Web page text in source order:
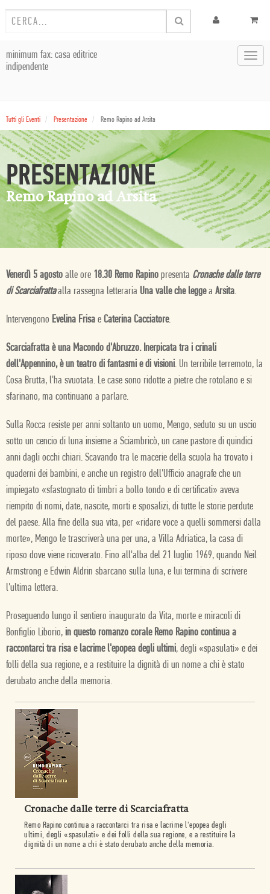
minimum fax: casa editrice
indipendente
Tutti gli Eventi Presentazione Remo Rapino ad Arsita
PRESENTAZIONE
Remo Rapino ad Arsita
Venerdì 5 agosto alle ore 18.30 Remo Rapino presenta Cronache dalle terre
di Scarciafrattaalla rassegna letteraria Una valle che leggea Arsita.
Intervengono Evelina Frisa e Caterina Cacciatore.
Scarciafratta è una Macondo d'Abruzzo. Inerpicata tra i crinali
dell'Appennino, è un teatro di fantasmi e di visioni. Un terribile terremoto, la
Cosa Brutta, l'ha svuotata. Le case sono ridotte a pietre che rotolano e si
sfarinano, ma continuano a parlare.
Sulla Rocca resiste per anni soltanto un uomo, Mengo, seduto su un uscio
sotto un cencio di luna insieme a Sciambricò, un cane pastore di quindici
anni dagli occhi chiari. Scavando tra le macerie della scuola ha trovato i
quaderni dei bambini, e anche un registro dell'Ufficio anagrafe che un
impiegato «sfastognato di timbri a bollo tondo e di certificati» aveva
riempito di nomi, date, nascite, morti e sposalizi, di tutte le storie perdute
del paese. Alla fine della sua vita, per «ridare voce a quelli sommersi dalla
morte», Mengo le trascriverà una per una, a Villa Adriatica, la casa di
riposo dove viene ricoverato. Fino all'alba del 21 luglio 1969, quando Neil
Armstrong e Edwin Aldrin sbarcano sulla luna, e lui termina di scrivere
l'ultima lettera.
Proseguendo lungo il sentiero inaugurato da Vita, morte e miracoli di
Bonfiglio Liborio, in questo romanzo corale Remo Rapino continua a
raccontarci tra risa e lacrime l'epopea degli ultimi, degli «spasulati» e dei
folli della sua regione, e a restituire la dignità di un nome a chi è stato
derubato anche della memoria.
Cronache dalle terre di Scarciafratta
Remo Rapino continua a raccontarci tra risa e lacrime l'epopea degli
ultimi, degli «spasulati» e dei folli della sua regione, e a restituire la
dignità di un nome a chi è stato derubato anche della memoria.